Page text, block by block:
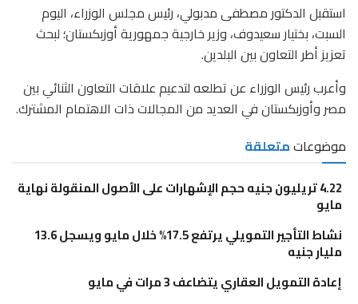
استقبل الدكتور مصطفى مدبولي، رئيس مجلس الوزراء، اليوم
السبت، بختيار سعيدوف، وزير خارجية جمهورية أوزبكستان؛ لبحث
تعزيز أطر التعاون بين البلدين.
وأعرب رئيس الوزراء عن تطلعه لتدعيم علاقات التعاون الثنائي بين
مصر وأوزبكستان في العديد من المجالات ذات الاهتمام المشترك.
موضوعاتمتعلقة
4.22 تريليون جنيه حجم الإشهارات على الأصول المنقولة نهاية
مايو
نشاط التأجير التمويلي يرتفع 17.5% خلال مايو ويسجل 13.6
مليار جنيه
إعادة التمويل العقاري يتضاعف 3 مرات في مايو